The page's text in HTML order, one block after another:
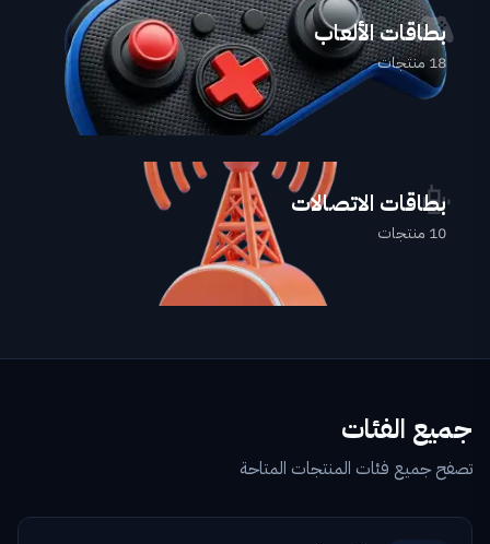
🎮
بطاقات الألعاب
18 منتجات
📳
بطاقات الاتصالات
10 منتجات
جميع الفئات
تصفح جميع فئات المنتجات المتاحة